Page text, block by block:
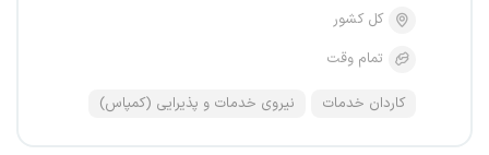
کل کشور
تمام وقت
کاردان خدمات نیروی خدمات و پذیرایی (کمپاس)